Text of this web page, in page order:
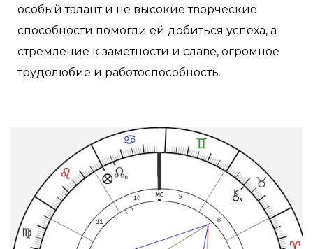
особый талант и не высокие творческие
способности помогли ей добиться успеха, а
стремление к заметности и славе, огромное
трудолюбие и работоспособность.